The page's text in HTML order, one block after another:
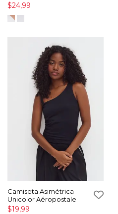
$24,99
Camiseta Asimétrica
Unicolor Aéropostale
$19,99